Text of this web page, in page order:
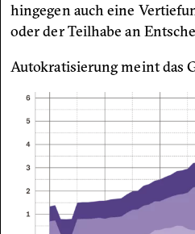
hingegen auch eine
oder der Teilhabe an
Autokratisierung meint das